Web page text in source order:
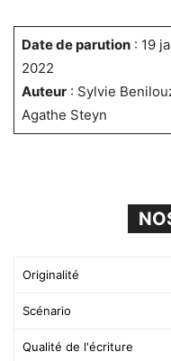
Date de parution: 19
2022
Auteur: Sylvie
Agathe Steyn
Originalité
Scénario
Qualité de l'écriture